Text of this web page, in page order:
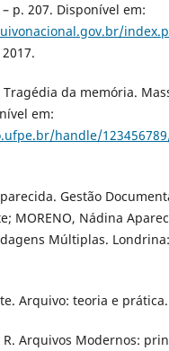
p. 207. Disponível em:
Tragédia da memória.
em:
handle/
Gestão
MORENO, Nádina
Múltiplas.
Arquivo: teoria e prática.
R. Arquivos Modernos: